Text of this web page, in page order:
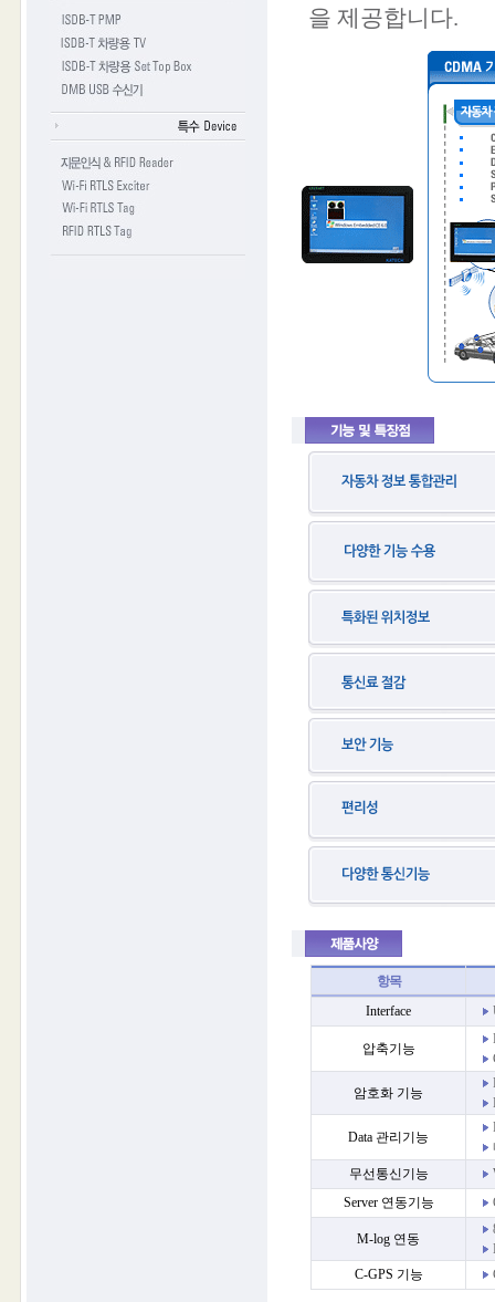
을 제공합니다.
항목
Interface
압축기능
암호화 기능
Data 관리기능
무선통신기능
Server 연동기능
M-log 연동
C-GPS 기능